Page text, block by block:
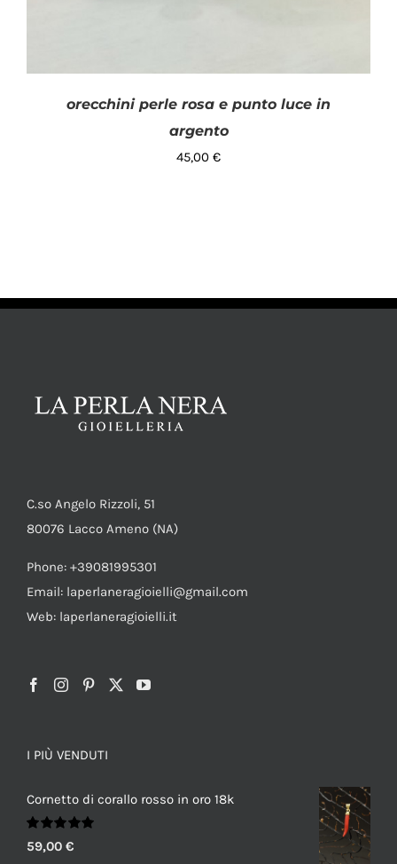
AGGIUNGI AL CARRELLO / DETTAGLI
orecchini perle rosa e punto luce in
argento
45,00 €
C.so Angelo Rizzoli, 51
80076 Lacco Ameno (NA)
Phone: +39081995301
Email: laperlaneragioielli@gmail.com
Web: laperlaneragioielli.it
I PIÙ VENDUTI
Cornetto di corallo rosso in oro 18k
Valutato
5.00
59,00 €